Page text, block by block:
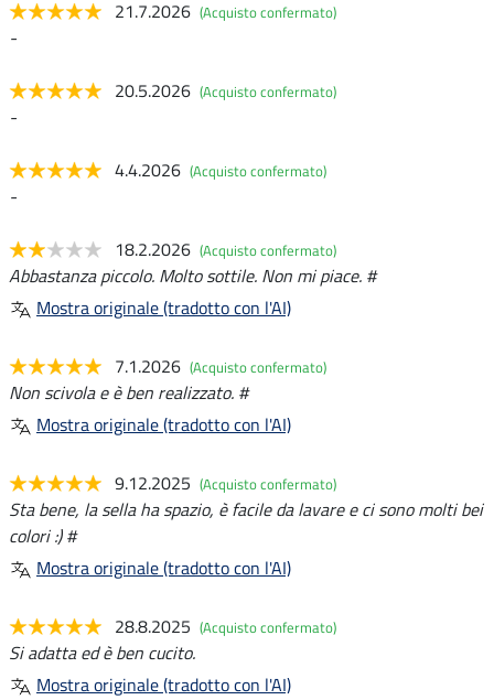
21.7.2026 (Acquisto confermato)
-
20.5.2026 (Acquisto confermato)
-
4.4.2026 (Acquisto confermato)
-
18.2.2026 (Acquisto confermato)
Abbastanza piccolo. Molto sottile. Non mi piace. #
Mostra originale (tradotto con l'AI)
7.1.2026 (Acquisto confermato)
Non scivola e è ben realizzato. #
Mostra originale (tradotto con l'AI)
9.12.2025 (Acquisto confermato)
Sta bene, la sella ha spazio, è facile da lavare e ci sono molti bei
colori :) #
Mostra originale (tradotto con l'AI)
28.8.2025 (Acquisto confermato)
Si adatta ed è ben cucito.
Mostra originale (tradotto con l'AI)